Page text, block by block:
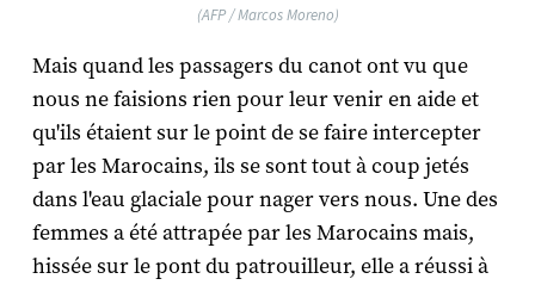
(AFP / Marcos Moreno)
Mais quand les passagers du canot ont vu que
nous ne faisions rien pour leur venir en aide et
qu'ils étaient sur le point de se faire intercepter
par les Marocains, ils se sont tout à coup jetés
dans l'eau glaciale pour nager vers nous. Une des
femmes a été attrapée par les Marocains mais,
hissée sur le pont du patrouilleur, elle a réussi à